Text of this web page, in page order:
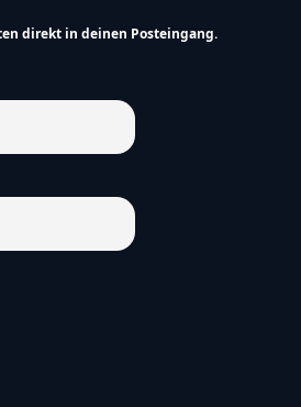
direkt in deinen Posteingang.